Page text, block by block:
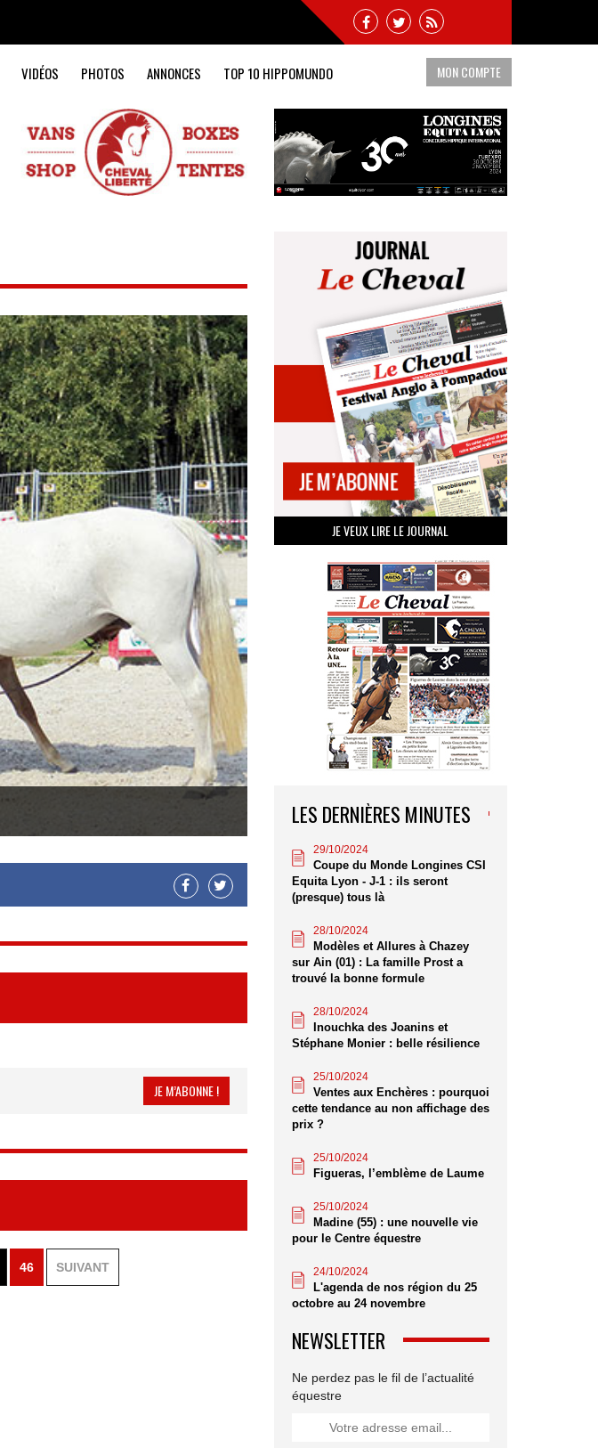
VIDÉOS PHOTOS ANNONCES TOP 10 HIPPOMUNDO MON COMPTE
JE M’ABONNE !
46 SUIVANT
JE VEUX LIRE LE JOURNAL
LES DERNIÈRES MINUTES
29/10/2024
Coupe du Monde Longines CSI
Equita Lyon - J-1 : ils seront
(presque) tous là
28/10/2024
Modèles et Allures à Chazey
sur Ain (01) : La famille Prost a
trouvé la bonne formule
28/10/2024
Inouchka des Joanins et
Stéphane Monier : belle résilience
25/10/2024
Ventes aux Enchères : pourquoi
cette tendance au non affichage des
prix ?
25/10/2024
Figueras, l’emblème de Laume
25/10/2024
Madine (55) : une nouvelle vie
pour le Centre équestre
24/10/2024
L'agenda de nos région du 25
octobre au 24 novembre
NEWSLETTER
Ne perdez pas le fil de l’actualité
équestre